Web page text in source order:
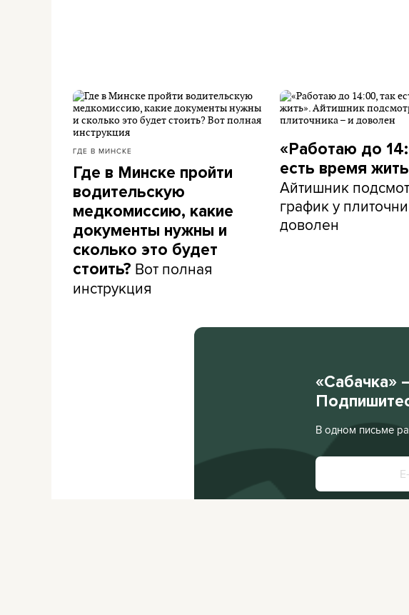
ГДЕ В МИНСКЕ
Где в Минске пройти
водительскую
медкомиссию, какие
документы нужны и
сколько это будет
стоить? Вот полная
инструкция
«Работаю до
есть время
Айтишник
график у
доволен
«Сабачка»
В одном письме